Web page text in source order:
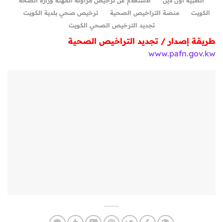
الكويت
منصة التراخيص الصحية
ترخيص صحي بلدية الكويت
تجديد الترخيص الصحي الكويت
طريقة إصدار / تجديد التراخيص الصحية
www.pafn.gov.kw